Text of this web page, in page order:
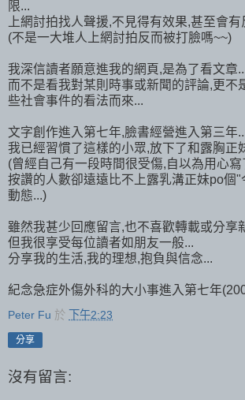
限...
上網討拍找人聲援,不見得有效果,甚至會有
(不是一大堆人上網討拍反而被打臉嗎~~)
我深信讀者願意進我的網頁,是為了看文章
而不是看我對某則時事或新聞的評論,更不
些社會事件的看法而來...
文字創作進入第七年,臉書經營進入第三年
我已經習慣了這樣的小眾,放下了和露胸正
(曾經自己有一段時間很受傷,自以為用心寫
按讚的人數卻遠遠比不上露乳溝正妹po個"
動態...)
雖然我甚少回應留言,也不喜歡轉載或分享
但我很享受每位讀者如朋友一般...
分享我的生活,我的理想,抱負與信念...
紀念急症外傷外科的大小事進入第七年
Peter Fu 於 下午2:23
分享
沒有留言: